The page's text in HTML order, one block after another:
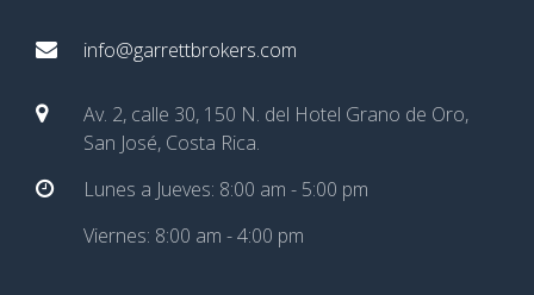
info@garrettbrokers.com
Av. 2, calle 30, 150 N. del Hotel Grano de Oro,
San José, Costa Rica.
Lunes a Jueves: 8:00 am - 5:00 pm
Viernes: 8:00 am - 4:00 pm